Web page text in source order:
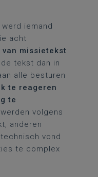
iemand
acht
missietekst
tekst dan in
alle besturen
te reageren
te
volgens
anderen
vond
te complex